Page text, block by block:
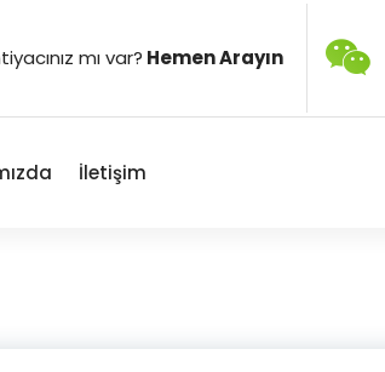
mı var? Hemen Arayın
İletişim